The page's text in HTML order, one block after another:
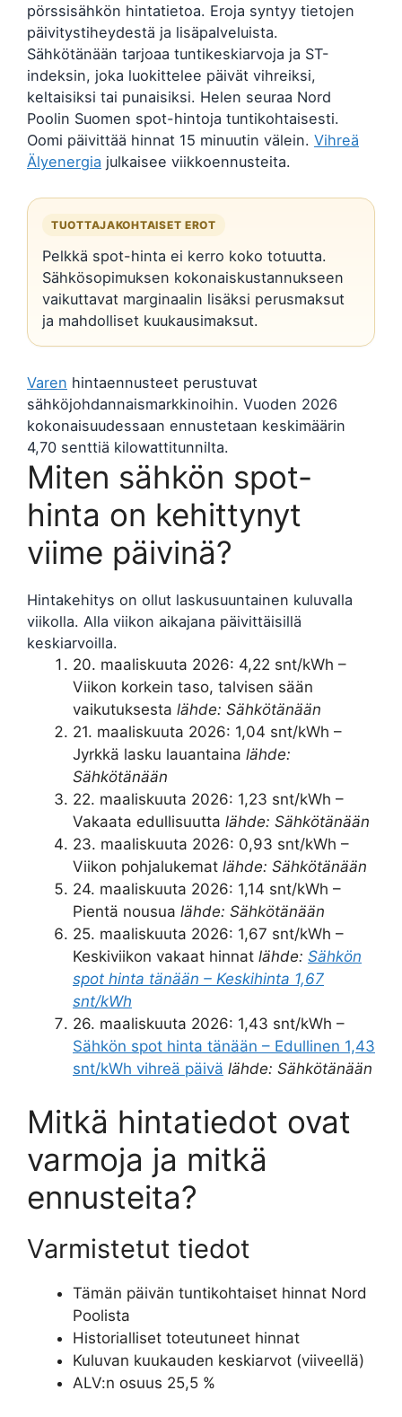
pörssisähkön hintatietoa. Eroja syntyy tietojen
päivitystiheydestä ja lisäpalveluista.
Sähkötänään tarjoaa tuntikeskiarvoja ja ST-
indeksin, joka luokittelee päivät vihreiksi,
keltaisiksi tai punaisiksi. Helen seuraa Nord
Poolin Suomen spot-hintoja tuntikohtaisesti.
Oomi päivittää hinnat 15 minuutin välein. Vihreä
Älyenergia julkaisee viikkoennusteita.
TUOTTAJAKOHTAISET EROT
Pelkkä spot-hinta ei kerro koko totuutta.
Sähkösopimuksen kokonaiskustannukseen
vaikuttavat marginaalin lisäksi perusmaksut
ja mahdolliset kuukausimaksut.
Varen hintaennusteet perustuvat
sähköjohdannaismarkkinoihin. Vuoden 2026
kokonaisuudessaan ennustetaan keskimäärin
4,70 senttiä kilowattitunnilta.
Miten sähkön spot-
hinta on kehittynyt
viime päivinä?
Hintakehitys on ollut laskusuuntainen kuluvalla
viikolla. Alla viikon aikajana päivittäisillä
keskiarvoilla.
20. maaliskuuta 2026: 4,22 snt/kWh –
Viikon korkein taso, talvisen sään
vaikutuksesta lähde: Sähkötänään
21. maaliskuuta 2026: 1,04 snt/kWh –
Jyrkkä lasku lauantaina lähde:
Sähkötänään
22. maaliskuuta 2026: 1,23 snt/kWh –
Vakaata edullisuutta lähde: Sähkötänään
23. maaliskuuta 2026: 0,93 snt/kWh –
Viikon pohjalukemat lähde: Sähkötänään
24. maaliskuuta 2026: 1,14 snt/kWh –
Pientä nousua lähde: Sähkötänään
25. maaliskuuta 2026: 1,67 snt/kWh –
Keskiviikon vakaat hinnat lähde: Sähkön
spot hinta tänään – Keskihinta 1,67
snt/kWh
26. maaliskuuta 2026: 1,43 snt/kWh –
Sähkön spot hinta tänään – Edullinen 1,43
snt/kWh vihreä päivä lähde: Sähkötänään
Mitkä hintatiedot ovat
varmoja ja mitkä
ennusteita?
Varmistetut tiedot
Tämän päivän tuntikohtaiset hinnat Nord
Poolista
Historialliset toteutuneet hinnat
Kuluvan kuukauden keskiarvot (viiveellä)
ALV:n osuus 25,5 %